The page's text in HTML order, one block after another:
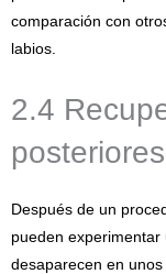
comparación con
labios.
2.4
posteriores
Después de un
pueden
desaparecen en